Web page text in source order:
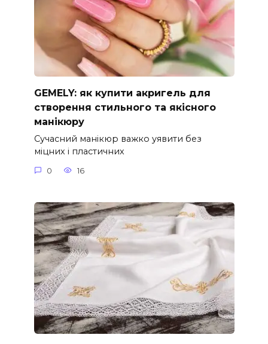
GEMELY: як купити акригель для
створення стильного та якісного
манікюру
Сучасний манікюр важко уявити без
міцних і пластичних
0 16